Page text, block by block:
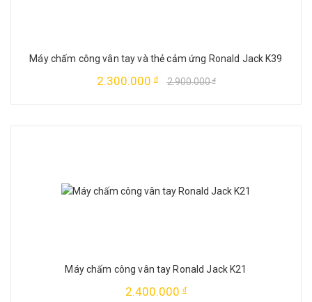
Máy chấm công vân tay và thẻ cảm ứng Ronald Jack K39
2.300.000đ 2.900.000đ
Máy chấm công vân tay Ronald Jack K21
2.400.000 đ